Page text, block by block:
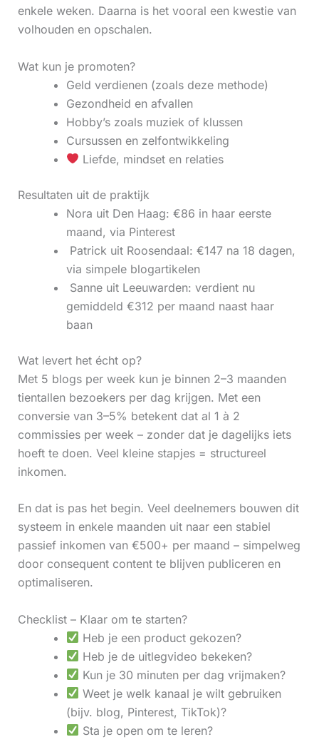
enkele weken. Daarna is het vooral een kwestie van
volhouden en opschalen.
Wat kun je promoten?
Geld verdienen (zoals deze methode)
Gezondheid en afvallen
Hobby’s zoals muziek of klussen
Cursussen en zelfontwikkeling
Liefde, mindset en relaties
Resultaten uit de praktijk
Nora uit Den Haag: €86 in haar eerste
maand, via Pinterest
‍ Patrick uit Roosendaal: €147 na 18 dagen,
via simpele blogartikelen
‍ Sanne uit Leeuwarden: verdient nu
gemiddeld €312 per maand naast haar
baan
Wat levert het écht op?
Met 5 blogs per week kun je binnen 2–3 maanden
tientallen bezoekers per dag krijgen. Met een
conversie van 3–5% betekent dat al 1 à 2
commissies per week – zonder dat je dagelijks iets
hoeft te doen. Veel kleine stapjes = structureel
inkomen.
En dat is pas het begin. Veel deelnemers bouwen dit
systeem in enkele maanden uit naar een stabiel
passief inkomen van €500+ per maand – simpelweg
door consequent content te blijven publiceren en
optimaliseren.
Checklist – Klaar om te starten?
Heb je een product gekozen?
Heb je de uitlegvideo bekeken?
Kun je 30 minuten per dag vrijmaken?
Weet je welk kanaal je wilt gebruiken
(bijv. blog, Pinterest, TikTok)?
Sta je open om te leren?